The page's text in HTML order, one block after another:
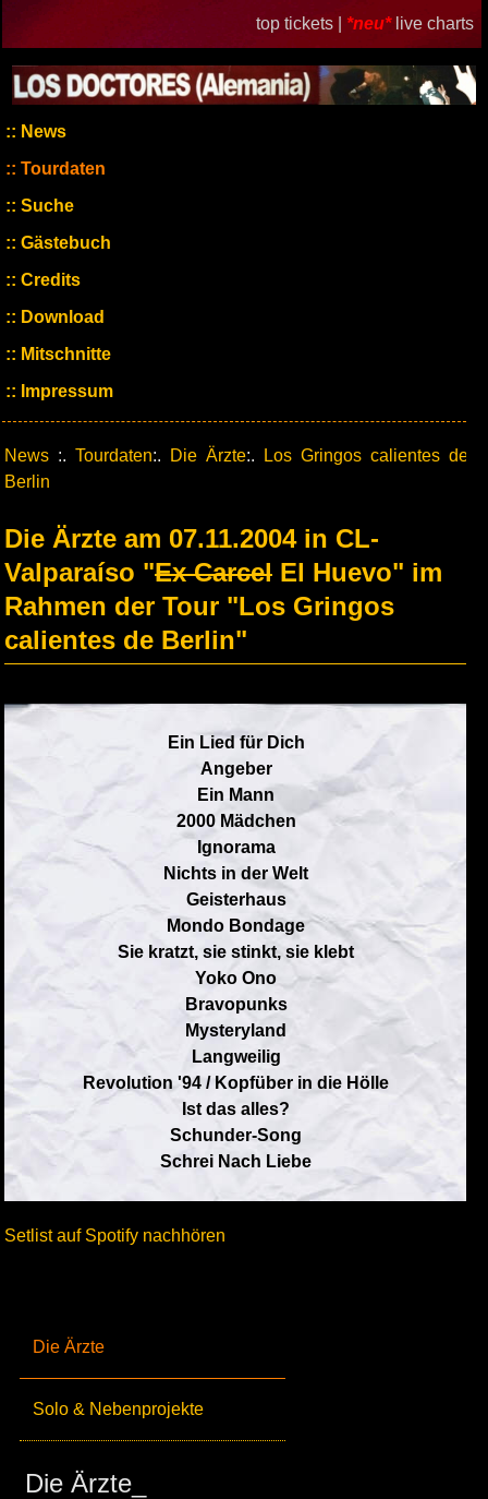
top tickets | *neu* live charts
News
Tourdaten
Suche
Gästebuch
Credits
Download
Mitschnitte
Impressum
Die Ärzte
Solo & Nebenprojekte
Die Ärzte_
News :. Tourdaten:. Die Ärzte:.
Los Gringos calientes de
Berlin
Die Ärzte am 07.11.2004 in CL-
Valparaíso "Ex Carcel El Huevo" im
Rahmen der Tour "Los Gringos
calientes de Berlin"
Ein Lied für Dich
Angeber
Ein Mann
2000 Mädchen
Ignorama
Nichts in der Welt
Geisterhaus
Mondo Bondage
Sie kratzt, sie stinkt, sie klebt
Yoko Ono
Bravopunks
Mysteryland
Langweilig
Revolution '94 / Kopfüber in die Hölle
Ist das alles?
Schunder-Song
Schrei Nach Liebe
Setlist auf Spotify nachhören